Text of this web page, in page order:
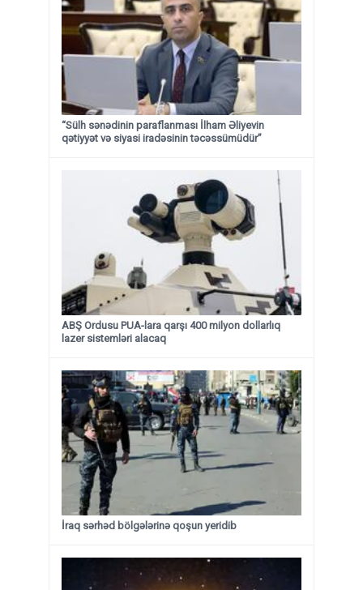
“Sülh sənədinin paraflanması İlham Əliyevin
qətiyyət və siyasi iradəsinin təcəssümüdür”
ABŞ Ordusu PUA-lara qarşı 400 milyon dollarlıq
lazer sistemləri alacaq
İraq sərhəd bölgələrinə qoşun yeridib